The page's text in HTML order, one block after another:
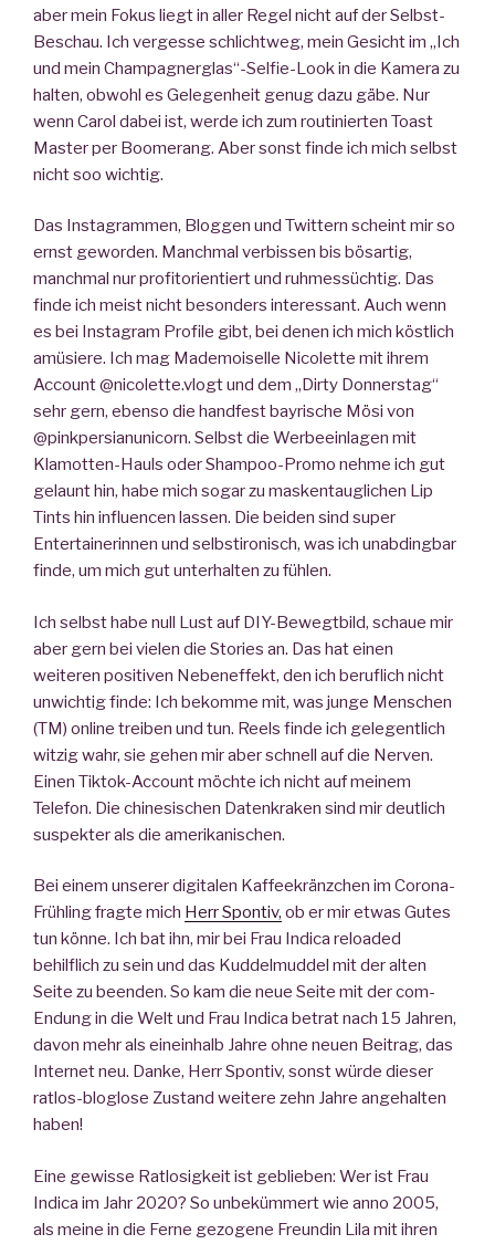
aber mein Fokus liegt in aller Regel nicht auf der Selbst-
Beschau. Ich vergesse schlichtweg, mein Gesicht im „Ich
und mein Champagnerglas“-Selfie-Look in die Kamera zu
halten, obwohl es Gelegenheit genug dazu gäbe. Nur
wenn Carol dabei ist, werde ich zum routinierten Toast
Master per Boomerang. Aber sonst finde ich mich selbst
nicht soo wichtig.
Das Instagrammen, Bloggen und Twittern scheint mir so
ernst geworden. Manchmal verbissen bis bösartig,
manchmal nur profitorientiert und ruhmessüchtig. Das
finde ich meist nicht besonders interessant. Auch wenn
es bei Instagram Profile gibt, bei denen ich mich köstlich
amüsiere. Ich mag Mademoiselle Nicolette mit ihrem
Account @nicolette.vlogt und dem „Dirty Donnerstag“
sehr gern, ebenso die handfest bayrische Mösi von
@pinkpersianunicorn. Selbst die Werbeeinlagen mit
Klamotten-Hauls oder Shampoo-Promo nehme ich gut
gelaunt hin, habe mich sogar zu maskentauglichen Lip
Tints hin influencen lassen. Die beiden sind super
Entertainerinnen und selbstironisch, was ich unabdingbar
finde, um mich gut unterhalten zu fühlen.
Ich selbst habe null Lust auf DIY-Bewegtbild, schaue mir
aber gern bei vielen die Stories an. Das hat einen
weiteren positiven Nebeneffekt, den ich beruflich nicht
unwichtig finde: Ich bekomme mit, was junge Menschen
(TM) online treiben und tun. Reels finde ich gelegentlich
witzig wahr, sie gehen mir aber schnell auf die Nerven.
Einen Tiktok-Account möchte ich nicht auf meinem
Telefon. Die chinesischen Datenkraken sind mir deutlich
suspekter als die amerikanischen.
Bei einem unserer digitalen Kaffeekränzchen im Corona-
Frühling fragte mich Herr Spontiv, ob er mir etwas Gutes
tun könne. Ich bat ihn, mir bei Frau Indica reloaded
behilflich zu sein und das Kuddelmuddel mit der alten
Seite zu beenden. So kam die neue Seite mit der com-
Endung in die Welt und Frau Indica betrat nach 15 Jahren,
davon mehr als eineinhalb Jahre ohne neuen Beitrag, das
Internet neu. Danke, Herr Spontiv, sonst würde dieser
ratlos-bloglose Zustand weitere zehn Jahre angehalten
haben!
Eine gewisse Ratlosigkeit ist geblieben: Wer ist Frau
Indica im Jahr 2020? So unbekümmert wie anno 2005,
als meine in die Ferne gezogene Freundin Lila mit ihren